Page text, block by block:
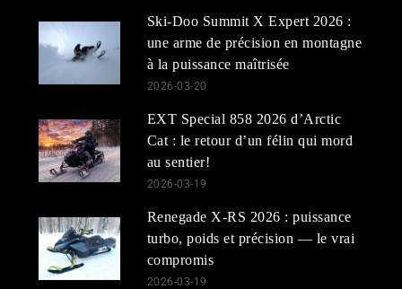
Ski-Doo Summit X Expert 2026 :
une arme de précision en montagne
à la puissance maîtrisée
2026-03-20
EXT Special 858 2026 d’Arctic
Cat : le retour d’un félin qui mord
au sentier!
2026-03-19
Renegade X-RS 2026 : puissance
turbo, poids et précision — le vrai
compromis
2026-03-19